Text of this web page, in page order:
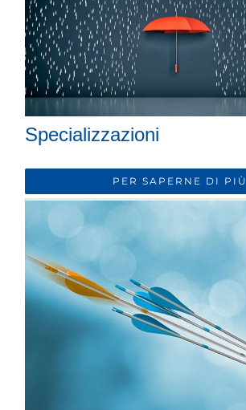
Specializzazioni
PER SAPERNE DI PIÙ